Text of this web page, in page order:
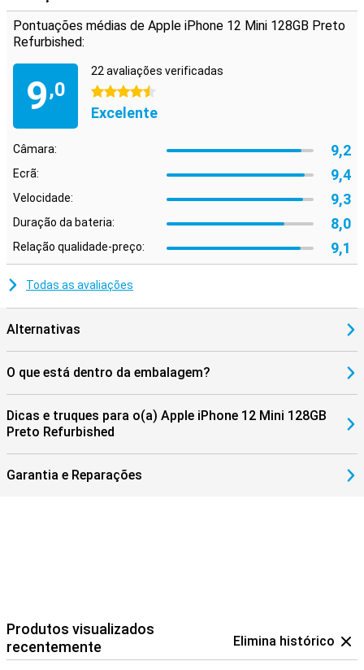
Pontuações médias de Apple iPhone 12 Mini 128GB Preto
Refurbished:
9,0
22 avaliações verificadas
4.5 estrelas
Excelente
Câmara: 9,2
Ecrã: 9,4
Velocidade: 9,3
Duração da bateria: 8,0
Relação qualidade-preço: 9,1
Todas as avaliações
Alternativas
O que está dentro da embalagem?
Dicas e truques para o(a) Apple iPhone 12 Mini 128GB
Preto Refurbished
Garantia e Reparações
Produtos visualizados
recentemente
Elimina histórico